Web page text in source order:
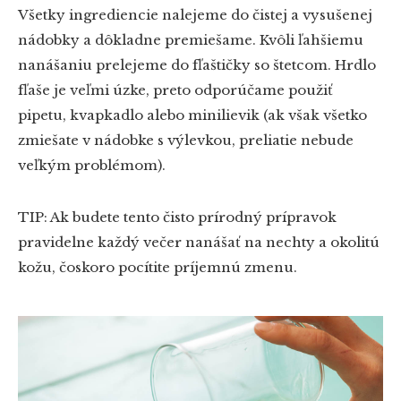
Všetky ingrediencie nalejeme do čistej a vysušenej
nádobky a dôkladne premiešame. Kvôli ľahšiemu
nanášaniu prelejeme do fľaštičky so štetcom. Hrdlo
fľaše je veľmi úzke, preto odporúčame použiť
pipetu, kvapkadlo alebo minilievik (ak však všetko
zmiešate v nádobke s výlevkou, preliatie nebude
veľkým problémom).
TIP: Ak budete tento čisto prírodný prípravok
pravidelne každý večer nanášať na nechty a okolitú
kožu, čoskoro pocítite príjemnú zmenu.